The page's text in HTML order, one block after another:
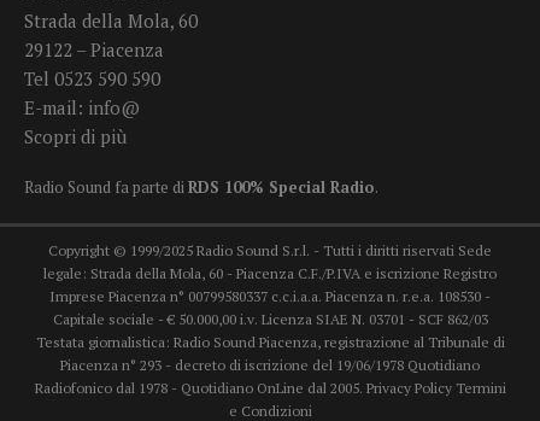
Strada della Mola, 60
29122 – Piacenza
Tel 0523 590 590
E-mail: info@
Scopri di più
Radio Sound fa parte diRDS 100% Special Radio.
Copyright © 1999/2025 Radio Sound S.r.l. - Tutti i diritti riservati Sede
legale: Strada della Mola, 60 - Piacenza C.F./P.IVA e iscrizione Registro
Imprese Piacenza n° 00799580337 c.c.i.a.a. Piacenza n. r.e.a. 108530 -
Capitale sociale - € 50.000,00 i.v. Licenza SIAE N. 03701 - SCF 862/03
Testata giornalistica: Radio Sound Piacenza, registrazione al Tribunale di
Piacenza n° 293 - decreto di iscrizione del 19/06/1978 Quotidiano
Radiofonico dal 1978 - Quotidiano OnLine dal 2005. Privacy Policy Termini
e Condizioni